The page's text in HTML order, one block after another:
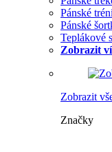
Pánské
Pánské
Teplákové
Zobrazit
Zobrazit
Značky